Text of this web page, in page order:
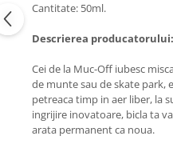
Cantitate: 50ml.
Descrierea producatorului:
Cei de la Muc-Off iubesc
de munte sau de skate park,
petreaca timp in aer liber, la
ingrijire inovatoare, bicla ta
arata permanent ca noua.